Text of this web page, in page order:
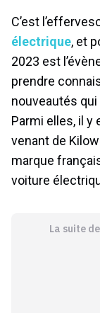
C’est
électrique, et
2023 est
prendre
nouveautés
Parmi elles, il y
venant de
marque
voiture
La suite